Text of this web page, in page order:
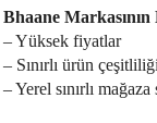
Bhaane
– Yüksek fiyatlar
– Sınırlı ürün
– Yerel sınırlı mağaza